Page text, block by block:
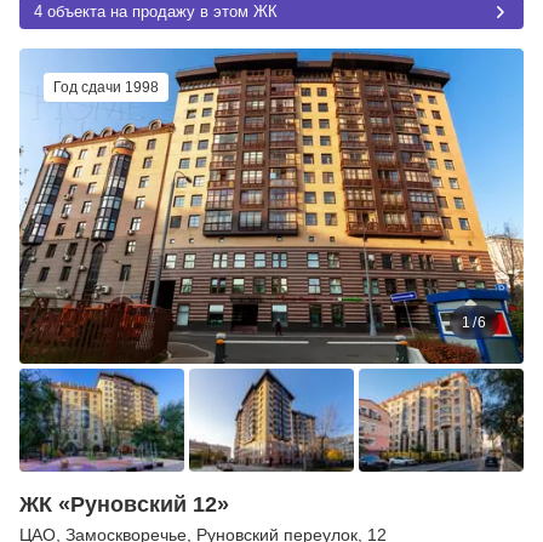
4 объекта на продажу в этом ЖК
Год сдачи 1998
1/6
ЖК «Руновский 12»
ЦАО Замоскворечье Руновский переулок , 12